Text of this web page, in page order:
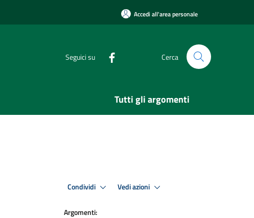
Accedi all'area personale
Seguici su Cerca
Tutti gli argomenti
Condividi Vedi azioni
Argomenti: